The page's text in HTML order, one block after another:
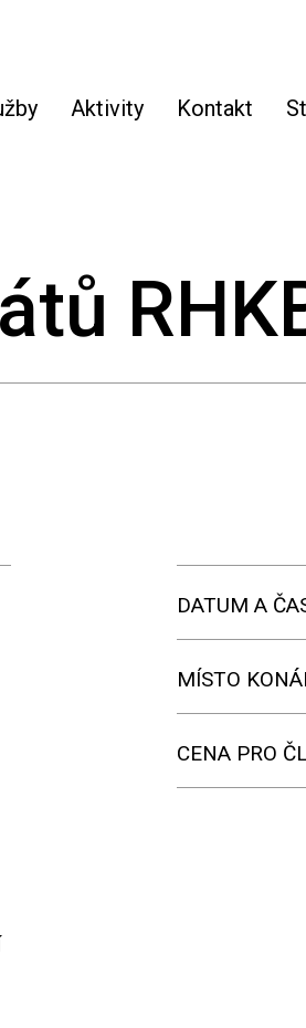
Aktivity Kontakt
DATUM A
MÍSTO
CENA PRO